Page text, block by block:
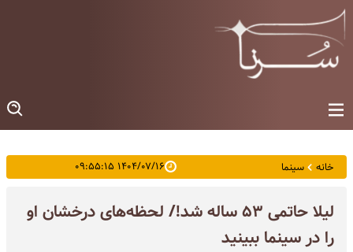
خانه سینما ۱۴۰۴/۰۷/۱۶ ۰۹:۵۵:۱۵
لیلا حاتمی ۵۳ ساله شد!/ لحظه‌های درخشان او
را در سینما ببینید